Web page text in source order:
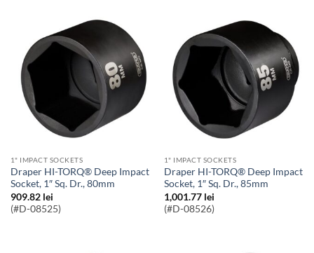
1" IMPACT SOCKETS
Draper HI-TORQ® Deep Impact
Socket, 1″ Sq. Dr., 80mm
909.82 lei
(#D-08525)
1" IMPACT SOCKETS
Draper HI-TORQ® Deep Impact
Socket, 1″ Sq. Dr., 85mm
1,001.77 lei
(#D-08526)